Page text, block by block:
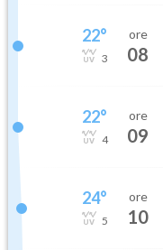
22°
3
ore
08
22°
4
ore
09
24°
5
ore
10